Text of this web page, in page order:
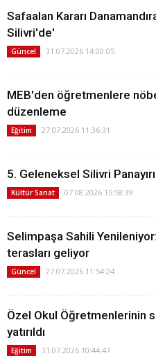
Safaalan Kararı
Silivri'de'
Güncel 31.07.2026 14:00:05
MEB'den öğretmenlere
düzenleme
Eğitim 27.07.2026 11:36:31
5. Geleneksel Silivri
Kültür Sanat 07.08.2026 15:58:39
Selimpaşa Sahili
terasları geliyor
Güncel 27.07.2026 11:54:24
Özel Okul Öğretmenlerinin
yatırıldı
Eğitim 31.07.2026 10:44:47